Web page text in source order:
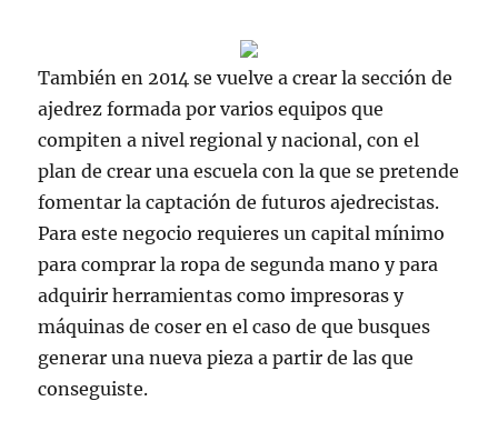
También en 2014 se vuelve a crear la sección de
ajedrez formada por varios equipos que
compiten a nivel regional y nacional, con el
plan de crear una escuela con la que se pretende
fomentar la captación de futuros ajedrecistas.
Para este negocio requieres un capital mínimo
para comprar la ropa de segunda mano y para
adquirir herramientas como impresoras y
máquinas de coser en el caso de que busques
generar una nueva pieza a partir de las que
conseguiste.